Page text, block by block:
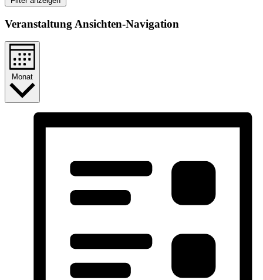
Veranstaltung Ansichten-Navigation
Monat